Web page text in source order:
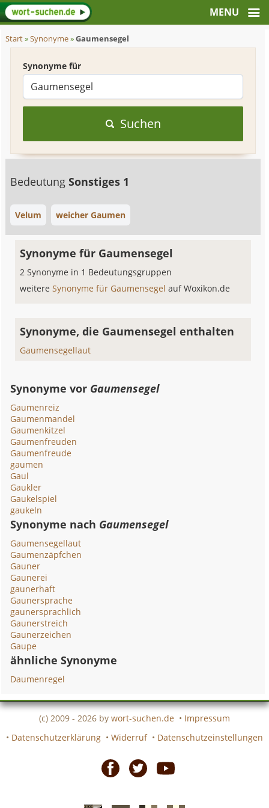
Start»Synonyme»Gaumensegel
Synonyme für
Suchen
BedeutungSonstiges 1
Velum weicher Gaumen
Synonyme für Gaumensegel
2 Synonyme in 1 Bedeutungsgruppen
weitereSynonyme für Gaumensegelauf Woxikon.de
Synonyme, die Gaumensegel enthalten
Gaumensegellaut
Synonyme vor Gaumensegel
Gaumenreiz
Gaumenmandel
Gaumenkitzel
Gaumenfreuden
Gaumenfreude
gaumen
Gaul
Gaukler
Gaukelspiel
gaukeln
Synonyme nach Gaumensegel
Gaumensegellaut
Gaumenzäpfchen
Gauner
Gaunerei
gaunerhaft
Gaunersprache
gaunersprachlich
Gaunerstreich
Gaunerzeichen
Gaupe
ähnliche Synonyme
Daumenregel
(c) 2009 - 2026 by wort-suchen.de • Impressum
• Datenschutzerklärung • Widerruf • Datenschutzeinstellungen